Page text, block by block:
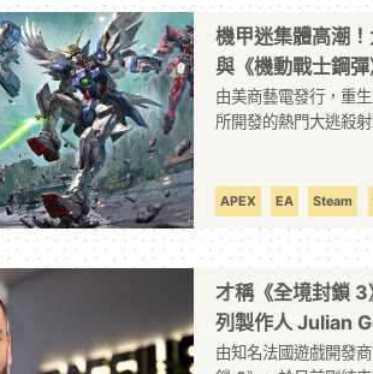
機甲迷集體高潮
與《機動戰士鋼
由美商藝電發行，重
所開發的熱門大逃殺
APEX
EA Steam
機動戰士鋼彈 聯名
才稱《全境封鎖
列製作人 Julian
雲》團隊
由知名法國遊戲開發